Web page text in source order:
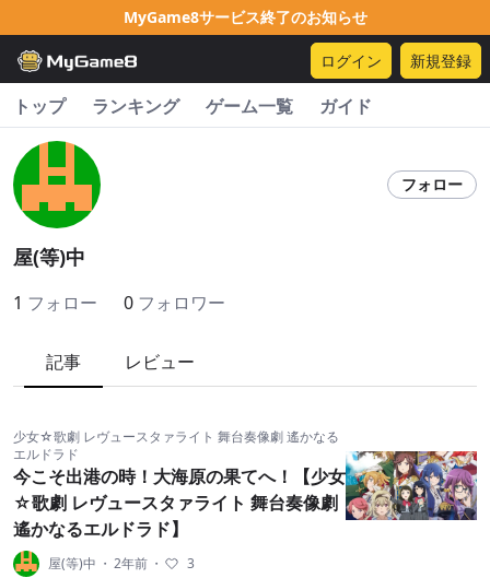
MyGame8サービス終了のお知らせ
ログイン 新規登録
トップ ランキング ゲーム一覧 ガイド
フォロー
屋(等)中
1 フォロー 0 フォロワー
記事 レビュー
少女☆歌劇 レヴュースタァライト 舞台奏像劇 遙かなる
エルドラド
今こそ出港の時！大海原の果てへ！【少女
☆歌劇 レヴュースタァライト 舞台奏像劇
遙かなるエルドラド】
屋(等)中 ・ 2年前 ・ 3